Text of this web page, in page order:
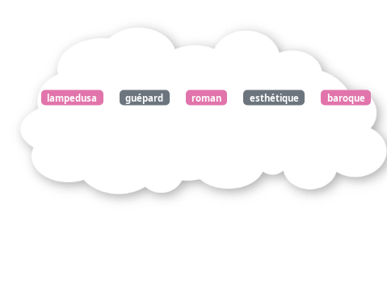
lampedusa guépard roman esthétique baroque